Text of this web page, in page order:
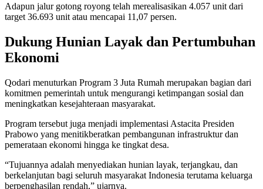
Adapun jalur gotong royong telah merealisasikan 4.057 unit dari
target 36.693 unit atau mencapai 11,07 persen.
Dukung Hunian Layak dan Pertumbuhan
Ekonomi
Qodari menuturkan Program 3 Juta Rumah merupakan bagian dari
komitmen pemerintah untuk mengurangi ketimpangan sosial dan
meningkatkan kesejahteraan masyarakat.
Program tersebut juga menjadi implementasi Astacita Presiden
Prabowo yang menitikberatkan pembangunan infrastruktur dan
pemerataan ekonomi hingga ke tingkat desa.
“Tujuannya adalah menyediakan hunian layak, terjangkau, dan
berkelanjutan bagi seluruh masyarakat Indonesia terutama keluarga
berpenghasilan rendah,” ujarnya.